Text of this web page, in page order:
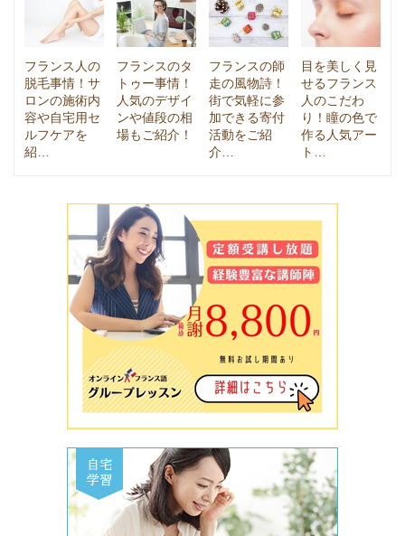
フランス人の
脱毛事情！サ
ロンの施術内
容や自宅用セ
ルフケアを
紹…
フランスのタ
トゥー事情！
人気のデザイ
ンや値段の相
場もご紹介！
フランスの師
走の風物詩！
街で気軽に参
加できる寄付
活動をご紹
介…
目を美しく見
せるフランス
人のこだわ
り！瞳の色で
作る人気アー
ト…